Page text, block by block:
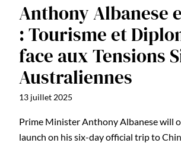
Anthony Albanese
: Tourisme et
face aux Tensions
Australiennes
13 juillet 2025
Prime Minister Anthony Albanese will
launch on his six-day official trip to